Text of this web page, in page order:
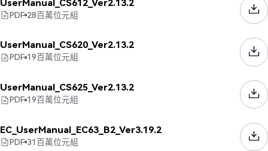
UserManual_CS612_Ver2.13.2
PDF 28百萬位元組
UserManual_CS620_Ver2.13.2
PDF 19百萬位元組
UserManual_CS625_Ver2.13.2
PDF 19百萬位元組
EC_UserManual_EC63_B2_Ver3.19.2
PDF 31百萬位元組